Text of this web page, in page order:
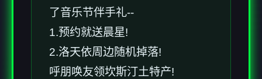
了音乐节伴手礼--
1.预约就送晨星!
2.洛天依周边随机掉落!
呼朋唤友领坎斯汀土特产!